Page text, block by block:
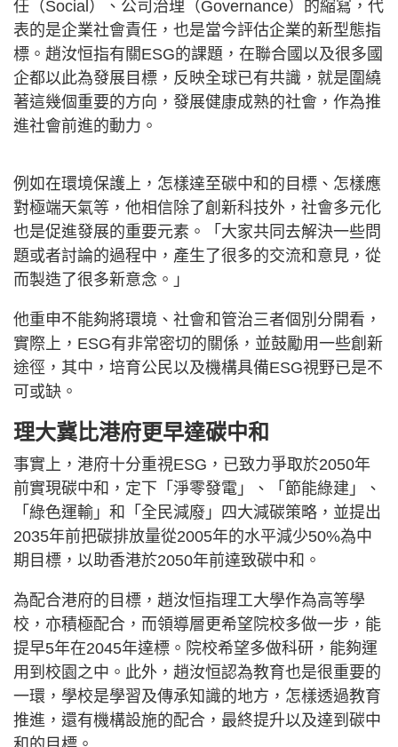
任（Social）、公司治理（Governance）的縮寫，代
表的是企業社會責任，也是當今評估企業的新型態指
標。趙汝恒指有關ESG的課題，在聯合國以及很多國
企都以此為發展目標，反映全球已有共識，就是圍繞
著這幾個重要的方向，發展健康成熟的社會，作為推
進社會前進的動力。
例如在環境保護上，怎樣達至碳中和的目標、怎樣應
對極端天氣等，他相信除了創新科技外，社會多元化
也是促進發展的重要元素。「大家共同去解決一些問
題或者討論的過程中，產生了很多的交流和意見，從
而製造了很多新意念。」
他重申不能夠將環境、社會和管治三者個別分開看，
實際上，ESG有非常密切的關係，並鼓勵用一些創新
途徑，其中，培育公民以及機構具備ESG視野已是不
可或缺。
理大冀比港府更早達碳中和
事實上，港府十分重視ESG，已致力爭取於2050年
前實現碳中和，定下「淨零發電」、「節能綠建」、
「綠色運輸」和「全民減廢」四大減碳策略，並提出
2035年前把碳排放量從2005年的水平減少50%為中
期目標，以助香港於2050年前達致碳中和。
為配合港府的目標，趙汝恒指理工大學作為高等學
校，亦積極配合，而領導層更希望院校多做一步，能
提早5年在2045年達標。院校希望多做科研，能夠運
用到校園之中。此外，趙汝恒認為教育也是很重要的
一環，學校是學習及傳承知識的地方，怎樣透過教育
推進，還有機構設施的配合，最終提升以及達到碳中